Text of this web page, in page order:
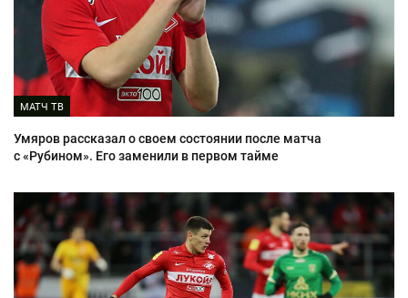
МАТЧ ТВ
Умяров рассказал о своем состоянии после матча
с «Рубином». Его заменили в первом тайме